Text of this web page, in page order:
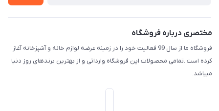
مختصری درباره فروشگاه
فروشگاه ما از سال 99 فعالیت خود را در زمینه عرضه لوازم خانه و آشپزخانه آغاز
کرده است .تمامی محصولات این فروشگاه وارداتی و از بهترین برندهای روز دنیا
میباشد.